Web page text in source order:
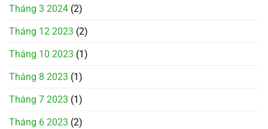
Tháng 3 2024 (2)
Tháng 12 2023 (2)
Tháng 10 2023 (1)
Tháng 8 2023 (1)
Tháng 7 2023 (1)
Tháng 6 2023 (2)